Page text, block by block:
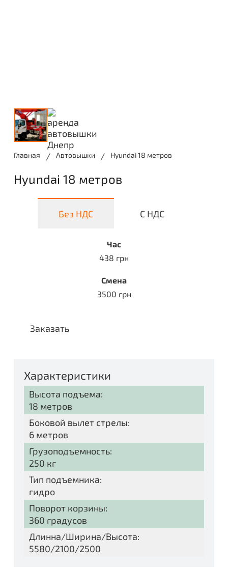
Главная / Автовышки / Hyundai 18 метров
Hyundai 18 метров
Без НДС С НДС
Час
438 грн
Смена
3500 грн
Заказать
Характеристики
Высота подъема:
18 метров
Боковой вылет стрелы:
6 метров
Грузоподъемность:
250 кг
Тип подъемника:
гидро
Поворот корзины:
360 градусов
Длинна/Ширина/Высота:
5580/2100/2500